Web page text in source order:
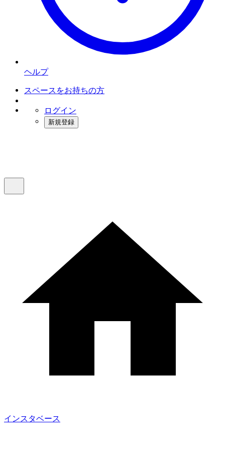
ヘルプ
スペースをお持ちの方
ログイン
新規登録
インスタベース